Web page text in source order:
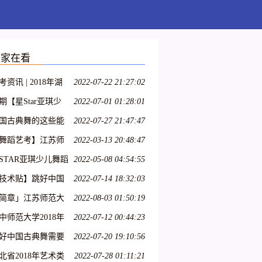
在看
资讯 | 2018年湖
普通高校艺术专
剧与影视学类)
2022-07-22 21:27:02
【星Star亚琪少
蹈基训】师资班
2022-07-01 01:28:01
古典舞的这些能
,你具备了吗?
2022-07-27 21:47:47
舞蹈艺考】江苏师
学2018年舞蹈高
2022-03-13 20:48:47
亚琪少儿舞蹈
训教学法第十一期
2022-05-08 04:54:55
技术贴】跳好中国
典舞需要哪些能力?
2022-07-14 18:32:03
简章」江苏师范大
年艺术类招生
2022-08-03 01:50:19
师范大学2018年
学专业招生简章
2022-07-12 00:44:23
中国古典舞需要
能力?
2022-07-20 19:10:56
省2018年艺术类
2022-07-28 01:11:21